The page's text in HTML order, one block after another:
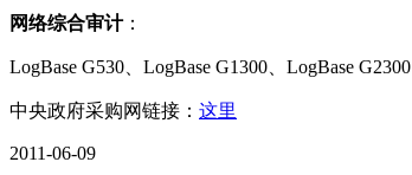
网络综合审计：
LogBase G530、LogBase G1300、LogBase G2300
中央政府采购网链接： 这里
2011-06-09